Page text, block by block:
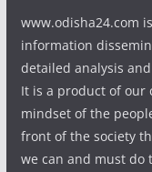
www.odisha24.com
information
detailed analysis
It is a product of our
mindset of the
front of the society
we can and must